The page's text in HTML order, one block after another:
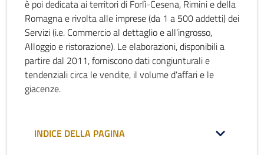
è poi dedicata ai territori di Forlì-Cesena, Rimini e della
Romagna e rivolta alle imprese (da 1 a 500 addetti) dei
Servizi (i.e. Commercio al dettaglio e all’ingrosso,
Alloggio e ristorazione). Le elaborazioni, disponibili a
partire dal 2011, forniscono dati congiunturali e
tendenziali circa le vendite, il volume d’affari e le
giacenze.
INDICE DELLA PAGINA